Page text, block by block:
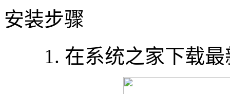
安装步骤
1. 在系统之家下载最